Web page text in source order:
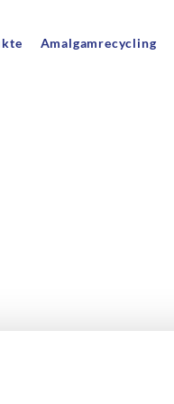
Amalgamrecycling